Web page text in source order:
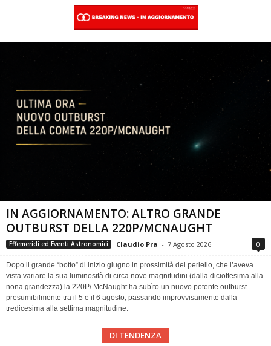
IN AGGIORNAMENTO: ALTRO GRANDE
OUTBURST DELLA 220P/MCNAUGHT
Effemeridi ed Eventi Astronomici Claudio Pra - 7 Agosto 2026 0
Dopo il grande “botto” di inizio giugno in prossimità del perielio, che l’aveva
vista variare la sua luminosità di circa nove magnitudini (dalla diciottesima alla
nona grandezza) la 220P/ McNaught ha subìto un nuovo potente outburst
presumibilmente tra il 5 e il 6 agosto, passando improvvisamente dalla
tredicesima alla settima magnitudine.
DI TENDENZA